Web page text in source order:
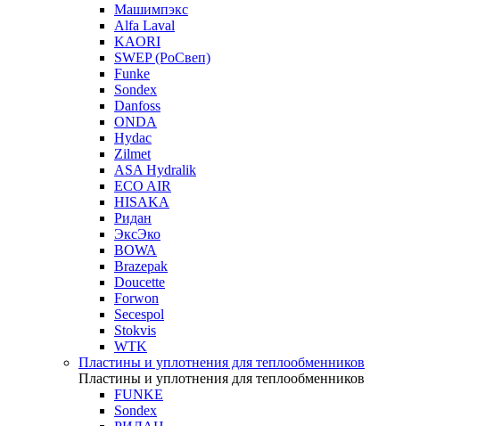
Машимпэкс
Alfa Laval
KAORI
SWEP (РоСвеп)
Funke
Sondex
Danfoss
ONDA
Hydac
Zilmet
ASA Hydralik
ECO AIR
HISAKA
Ридан
ЭксЭко
BOWA
Brazepak
Doucette
Forwon
Secespol
Stokvis
WTK
Пластины и уплотнения для теплообменников
Пластины и уплотнения для теплообменников
FUNKE
Sondex